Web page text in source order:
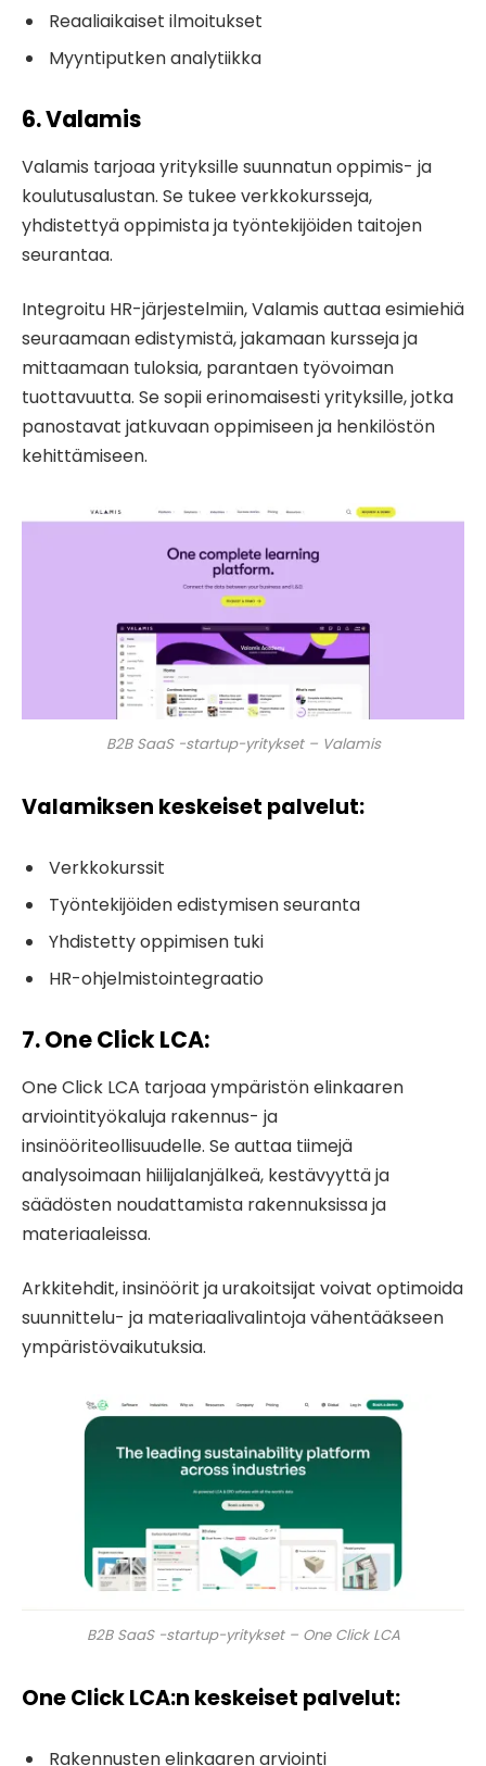
Reaaliaikaiset ilmoitukset
Myyntiputken analytiikka
6. Valamis
Valamis tarjoaa yrityksille suunnatun oppimis- ja
koulutusalustan. Se tukee verkkokursseja,
yhdistettyä oppimista ja työntekijöiden taitojen
seurantaa.
Integroitu HR-järjestelmiin, Valamis auttaa esimiehiä
seuraamaan edistymistä, jakamaan kursseja ja
mittaamaan tuloksia, parantaen työvoiman
tuottavuutta. Se sopii erinomaisesti yrityksille, jotka
panostavat jatkuvaan oppimiseen ja henkilöstön
kehittämiseen.
B2B SaaS -startup-yritykset – Valamis
Valamiksen keskeiset palvelut:
Verkkokurssit
Työntekijöiden edistymisen seuranta
Yhdistetty oppimisen tuki
HR-ohjelmistointegraatio
7. One Click LCA:
One Click LCA tarjoaa ympäristön elinkaaren
arviointityökaluja rakennus- ja
insinööriteollisuudelle. Se auttaa tiimejä
analysoimaan hiilijalanjälkeä, kestävyyttä ja
säädösten noudattamista rakennuksissa ja
materiaaleissa.
Arkkitehdit, insinöörit ja urakoitsijat voivat optimoida
suunnittelu- ja materiaalivalintoja vähentääkseen
ympäristövaikutuksia.
B2B SaaS -startup-yritykset – One Click LCA
One Click LCA:n keskeiset palvelut:
Rakennusten elinkaaren arviointi